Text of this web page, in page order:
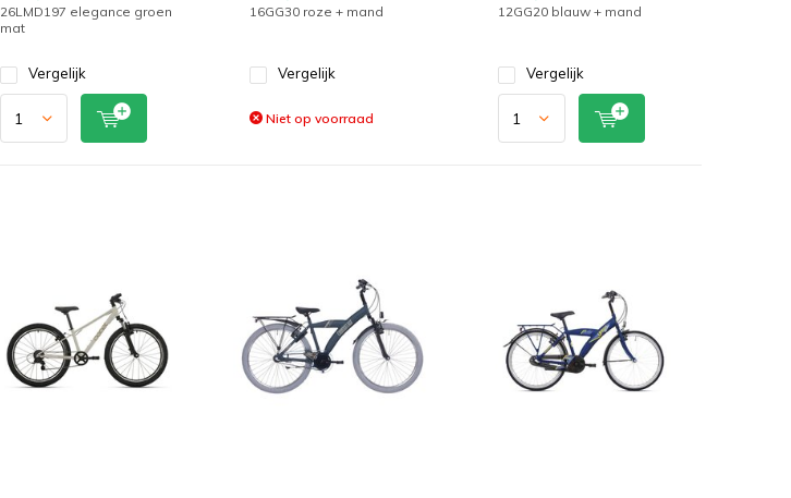
26LMD197 elegance groen
mat
Vergelijk
16GG30 roze + mand
Vergelijk
Niet op voorraad
12GG20 blauw + mand
Vergelijk